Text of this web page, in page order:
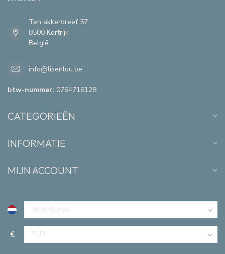
Ten akkerdreef 57
8500 Kortrijk
België
info@lisenlou.be
btw-nummer: 0764716128
CATEGORIEËN
INFORMATIE
MIJN ACCOUNT
€